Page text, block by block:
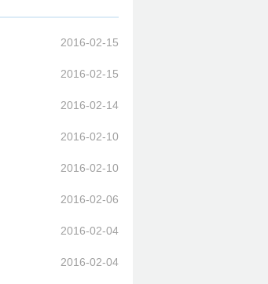
2016-02-15
2016-02-15
2016-02-14
2016-02-10
2016-02-10
2016-02-06
2016-02-04
2016-02-04